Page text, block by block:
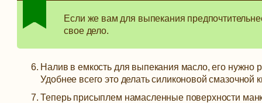
Если же вам для выпекания
свое дело.
Налив в емкость для выпекания масло, его нужно
Удобнее всего это делать силиконовой смазочной
Теперь присыплем намасленные поверхности